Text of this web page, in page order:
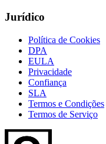
Jurídico
Política de Cookies
DPA
EULA
Privacidade
Confiança
SLA
Termos e Condições
Termos de Serviço